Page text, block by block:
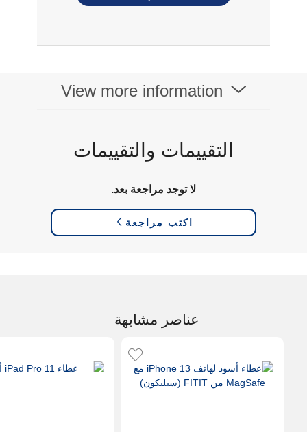
View more information
التقييمات والتقييمات
لا توجد مراجعة بعد.
اكتب مراجعة
عناصر مشابهة